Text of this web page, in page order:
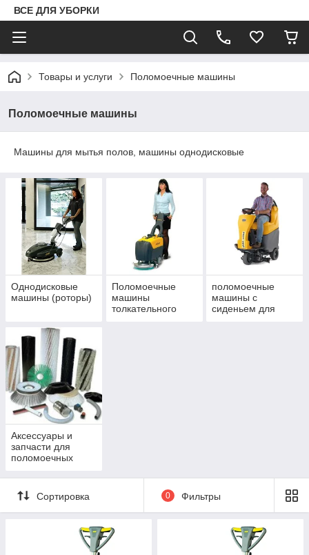
ВСЕ ДЛЯ УБОРКИ
Товары и услуги Поломоечные машины
Поломоечные машины
Машины для мытья полов, машины однодисковые
Однодисковые
машины (роторы)
Поломоечные
машины
толкательного
поломоечные
машины с
сиденьем для
Аксессуары и
запчасти для
поломоечных
Сортировка 0 Фильтры